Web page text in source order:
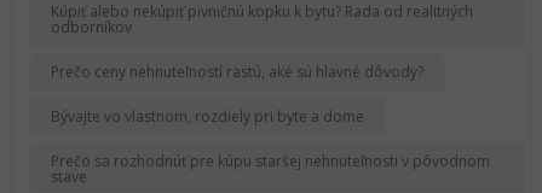
Kúpiť alebo nekúpiť pivničnú kopku k bytu? Rada od realitných
odborníkov
Prečo ceny nehnuteľností rastú, aké sú hlavné dôvody?
Bývajte vo vlastnom, rozdiely pri byte a dome
Prečo sa rozhodnúť pre kúpu staršej nehnuteľnosti v pôvodnom
stave